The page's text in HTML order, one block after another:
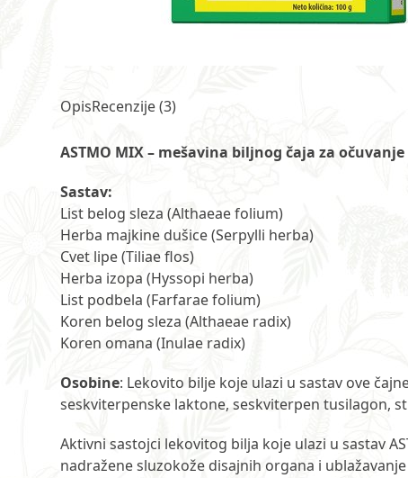
OpisRecenzije (3)
ASTMO MIX – mešavina biljnog čaja za
Sastav:
List belog sleza (Althaeae folium)
Herba majkine dušice (Serpylli herba)
Cvet lipe (Tiliae flos)
Herba izopa (Hyssopi herba)
List podbela (Farfarae folium)
Koren belog sleza (Althaeae radix)
Koren omana (Inulae radix)
Osobine: Lekovito bilje koje ulazi u sastav ove
seskviterpenske laktone, seskviterpen tusilagon,
Aktivni sastojci lekovitog bilja koje ulazi u sastav
nadražene sluzokože disajnih organa i